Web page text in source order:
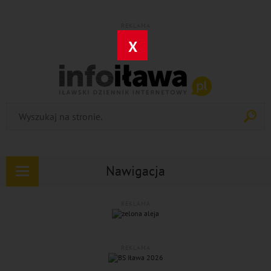
X
Nawigacja
Rozwiń